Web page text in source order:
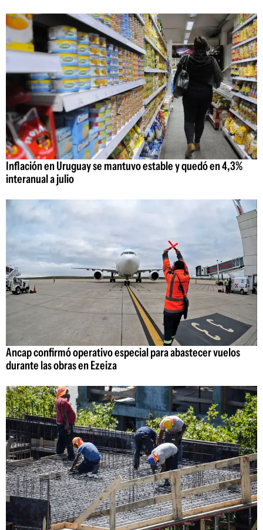
Inflación en Uruguay se mantuvo estable y quedó en 4,3%
interanual a julio
Ancap confirmó operativo especial para abastecer vuelos
durante las obras en Ezeiza